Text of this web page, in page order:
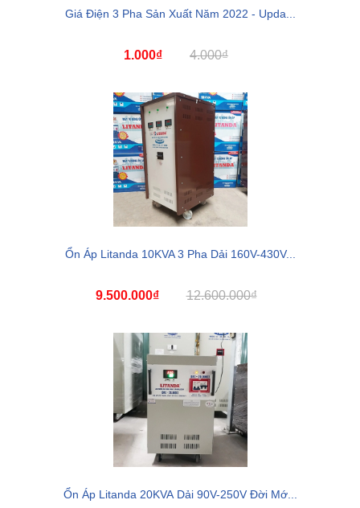
Giá Điện 3 Pha Sản Xuất Năm 2022 - Upda...
1.000₫ 4.000₫
Ổn Áp Litanda 10KVA 3 Pha Dải 160V-430V...
9.500.000₫ 12.600.000₫
Ổn Áp Litanda 20KVA Dải 90V-250V Đời Mớ...